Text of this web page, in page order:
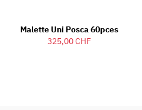
Malette Uni Posca 60pces
325,00 CHF